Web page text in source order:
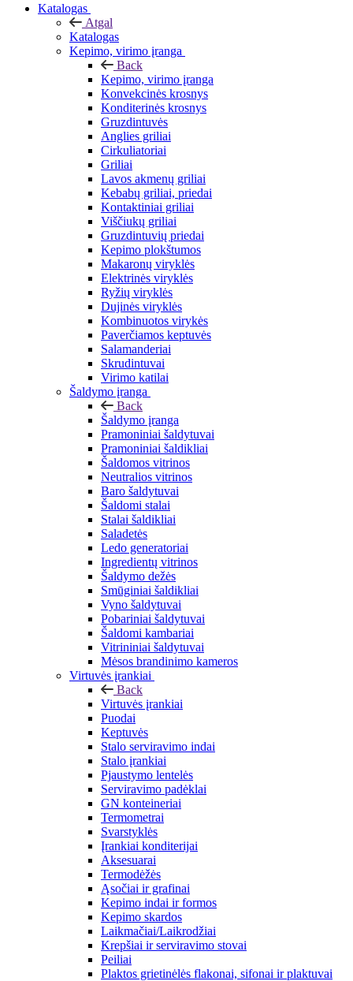
Katalogas
Atgal
Katalogas
Kepimo, virimo įranga
Back
Kepimo, virimo įranga
Konvekcinės krosnys
Konditerinės krosnys
Gruzdintuvės
Anglies griliai
Cirkuliatoriai
Griliai
Lavos akmenų griliai
Kebabų griliai, priedai
Kontaktiniai griliai
Viščiukų griliai
Gruzdintuvių priedai
Kepimo plokštumos
Makaronų viryklės
Elektrinės viryklės
Ryžių viryklės
Dujinės viryklės
Kombinuotos virykės
Paverčiamos keptuvės
Salamanderiai
Skrudintuvai
Virimo katilai
Šaldymo įranga
Back
Šaldymo įranga
Pramoniniai šaldytuvai
Pramoniniai šaldikliai
Šaldomos vitrinos
Neutralios vitrinos
Baro šaldytuvai
Šaldomi stalai
Stalai šaldikliai
Saladetės
Ledo generatoriai
Ingredientų vitrinos
Šaldymo dežės
Smūginiai šaldikliai
Vyno šaldytuvai
Pobariniai šaldytuvai
Šaldomi kambariai
Vitrininiai šaldytuvai
Mėsos brandinimo kameros
Virtuvės įrankiai
Back
Virtuvės įrankiai
Puodai
Keptuvės
Stalo serviravimo indai
Stalo įrankiai
Pjaustymo lentelės
Serviravimo padėklai
GN konteineriai
Termometrai
Svarstyklės
Įrankiai konditerijai
Aksesuarai
Termodėžės
Ąsočiai ir grafinai
Kepimo indai ir formos
Kepimo skardos
Laikmačiai/Laikrodžiai
Krepšiai ir serviravimo stovai
Peiliai
Plaktos grietinėlės flakonai, sifonai ir plaktuvai